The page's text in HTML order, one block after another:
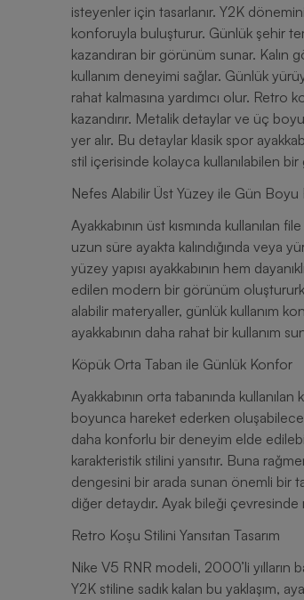
isteyenler için tasarlanır. Y2K
konforuyla buluşturur. Günlük şehir
kazandıran bir görünüm sunar.
kullanım deneyimi sağlar. Günlük
rahat kalmasına yardımcı olur. Retro
kazandırır. Metalik detaylar ve üç
yer alır. Bu detaylar klasik spor
stil içerisinde kolayca kullanılabilen
Nefes Alabilir Üst Yüzey ile Gün Boyu
Ayakkabının üst kısmında kullanılan
uzun süre ayakta kalındığında veya
yüzey yapısı ayakkabının hem
edilen modern bir görünüm
alabilir materyaller, günlük kullanım
ayakkabının daha rahat bir kullanım
Köpük Orta Taban ile Günlük Konfor
Ayakkabının orta tabanında
boyunca hareket ederken
daha konforlu bir deneyim elde
karakteristik stilini yansıtır. Buna
dengesini bir arada sunan önemli bir
diğer detaydır. Ayak bileği
Retro Koşu Stilini Yansıtan Tasarım
Nike V5 RNR modeli, 2000’li yılların
Y2K stiline sadık kalan bu yaklaşım,